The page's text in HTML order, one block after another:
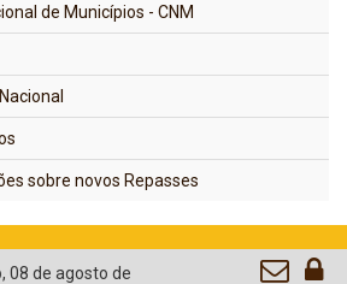
de Municípios - CNM
sobre novos Repasses
, 08 de agosto de